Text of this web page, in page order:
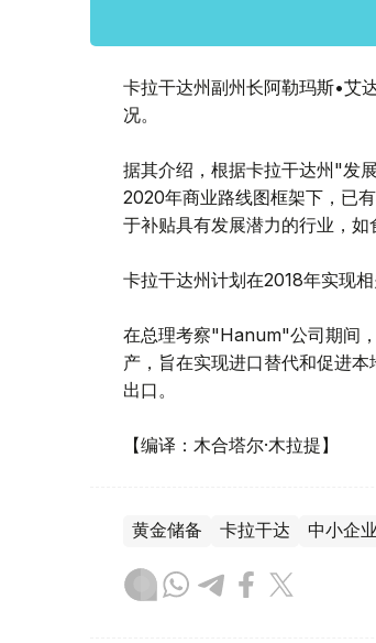
卡拉干达州副州长阿勒玛斯•艾
况。
据其介绍，根据卡拉干达州"发
2020年商业路线图框架下，已
于补贴具有发展潜力的行业，如
卡拉干达州计划在2018年实现
在总理考察"Hanum"公司期间
产，旨在实现进口替代和促进
出口。
【编译：木合塔尔·木拉提】
黄金储备 卡拉干达 中小企业